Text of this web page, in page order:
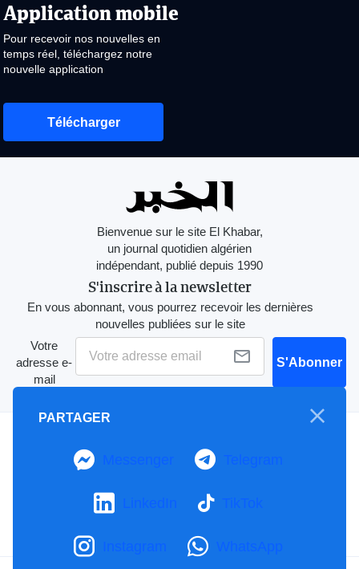
Application mobile
Pour recevoir nos nouvelles en
temps réel, téléchargez notre
nouvelle application
Télécharger
Bienvenue sur le site El Khabar,
un journal quotidien algérien
indépendant, publié depuis 1990
S'inscrire à la newsletter
En vous abonnant, vous pourrez recevoir les dernières
nouvelles publiées sur le site
Votre
adresse e-
mail
S'Abonner
Mention Légale
PARTAGER
Messenger Telegram
LinkedIn TikTok
Instagram WhatsApp